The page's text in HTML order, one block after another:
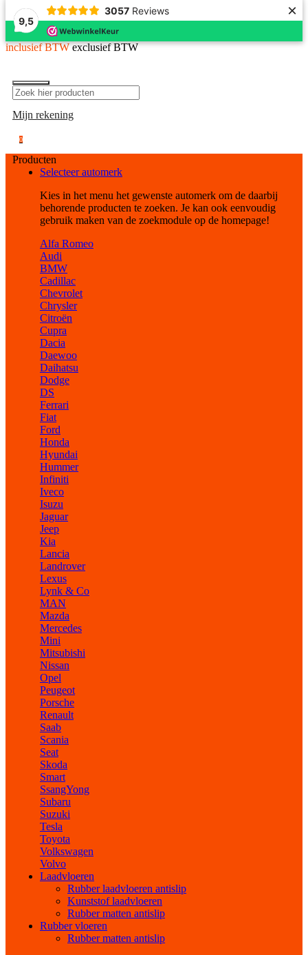
9,5
3057 Reviews ×
inclusief BTW exclusief BTW
Mijn rekening
0
Producten
Selecteer automerk
Kies in het menu het gewenste automerk om de daarbij
behorende producten te zoeken. Je kan ook eenvoudig
gebruik maken van de zoekmodule op de homepage!
Alfa Romeo
Audi
BMW
Cadillac
Chevrolet
Chrysler
Citroën
Cupra
Dacia
Daewoo
Daihatsu
Dodge
DS
Ferrari
Fiat
Ford
Honda
Hyundai
Hummer
Infiniti
Iveco
Isuzu
Jaguar
Jeep
Kia
Lancia
Landrover
Lexus
Lynk & Co
MAN
Mazda
Mercedes
Mini
Mitsubishi
Nissan
Opel
Peugeot
Porsche
Renault
Saab
Scania
Seat
Skoda
Smart
SsangYong
Subaru
Suzuki
Tesla
Toyota
Volkswagen
Volvo
Laadvloeren
Rubber laadvloeren antislip
Kunststof laadvloeren
Rubber matten antislip
Rubber vloeren
Rubber matten antislip